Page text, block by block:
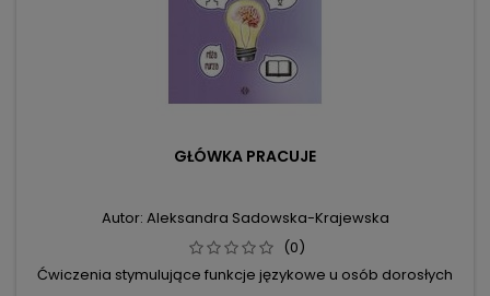
GŁÓWKA PRACUJE
Autor: Aleksandra Sadowska-Krajewska
(0)
Ćwiczenia stymulujące funkcje językowe u osób dorosłych